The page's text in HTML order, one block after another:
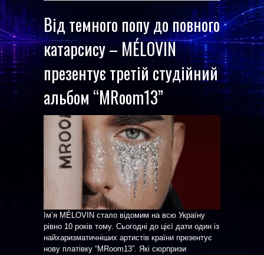
Від темного попу до повного
катарсису – MÉLOVIN
презентує третій студійний
альбом “MRoom13”
Імʼя MÉLOVIN стало відомим на всю Україну
рівно 10 років тому. Сьогодні до цієї дати один із
найхаризматичніших артистів країни презентує
нову платівку “MRoom13”. Які сюрпризи